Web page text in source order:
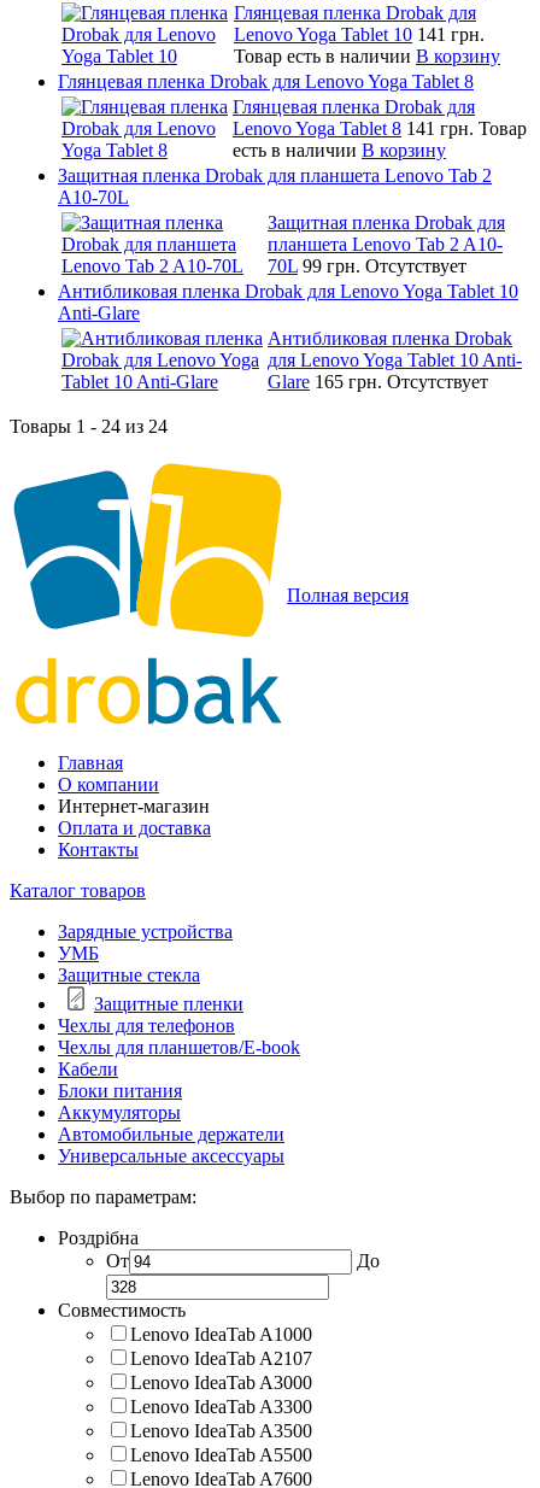
Глянцевая пленка Drobak для
Lenovo Yoga Tablet 10 141 грн.
Товар есть в наличии В корзину
Глянцевая пленка Drobak для Lenovo Yoga Tablet 8
Глянцевая пленка Drobak для
Lenovo Yoga Tablet 8 141 грн. Товар
есть в наличии В корзину
Защитная пленка Drobak для планшета Lenovo Tab 2
A10-70L
Защитная пленка Drobak для
планшета Lenovo Tab 2 A10-
70L 99 грн. Отсутствует
Антибликовая пленка Drobak для Lenovo Yoga Tablet 10
Anti-Glare
Антибликовая пленка Drobak
для Lenovo Yoga Tablet 10 Anti-
Glare 165 грн. Отсутствует
Товары 1 - 24 из 24
Полная версия
Главная
О компании
Интернет-магазин
Оплата и доставка
Контакты
Каталог товаров
Зарядные устройства
УМБ
Защитные стекла
Защитные пленки
Чехлы для телефонов
Чехлы для планшетов/E-book
Кабели
Блоки питания
Аккумуляторы
Автомобильные держатели
Универсальные аксессуары
Выбор по параметрам:
Роздрібна
От
До
Совместимость
Lenovo IdeaTab A1000
Lenovo IdeaTab A2107
Lenovo IdeaTab A3000
Lenovo IdeaTab A3300
Lenovo IdeaTab A3500
Lenovo IdeaTab A5500
Lenovo IdeaTab A7600